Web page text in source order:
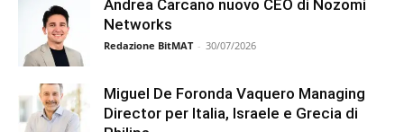
Andrea Carcano nuovo CEO di Nozomi
Networks
Redazione BitMAT - 30/07/2026
Miguel De Foronda Vaquero Managing
Director per Italia, Israele e Grecia di